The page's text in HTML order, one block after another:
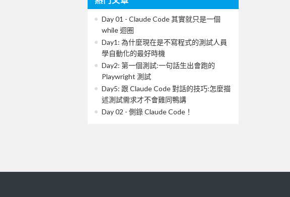
Day 01 - Claude Code 其實就只是一個
while 迴圈
Day1: 為什麼現在是不寫程式的測試人員
學自動化的最好時機
Day2: 第一個測試:一句話生出會跑的
Playwright 測試
Day5: 跟 Claude Code 對話的技巧:怎麼描
述測試需求才不會雞同鴨講
Day 02 - 側錄 Claude Code！